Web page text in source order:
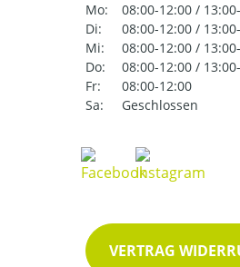
Mo:
08:00-12:00 /
Di:
08:00-12:00 /
Mi:
08:00-12:00 /
Do:
08:00-12:00 /
Fr:
08:00-12:00
Sa:
Geschlossen
VERTRAG